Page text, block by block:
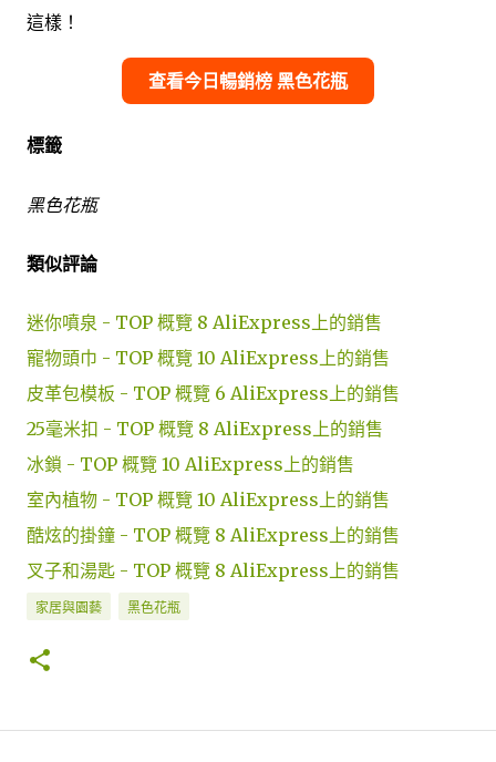
這樣！
查看今日暢銷榜 黑色花瓶
標籤
黑色花瓶
類似評論
迷你噴泉 - TOP 概覽 8 AliExpress上的銷售
寵物頭巾 - TOP 概覽 10 AliExpress上的銷售
皮革包模板 - TOP 概覽 6 AliExpress上的銷售
25毫米扣 - TOP 概覽 8 AliExpress上的銷售
冰鎖 - TOP 概覽 10 AliExpress上的銷售
室內植物 - TOP 概覽 10 AliExpress上的銷售
酷炫的掛鐘 - TOP 概覽 8 AliExpress上的銷售
叉子和湯匙 - TOP 概覽 8 AliExpress上的銷售
家居與園藝 黑色花瓶